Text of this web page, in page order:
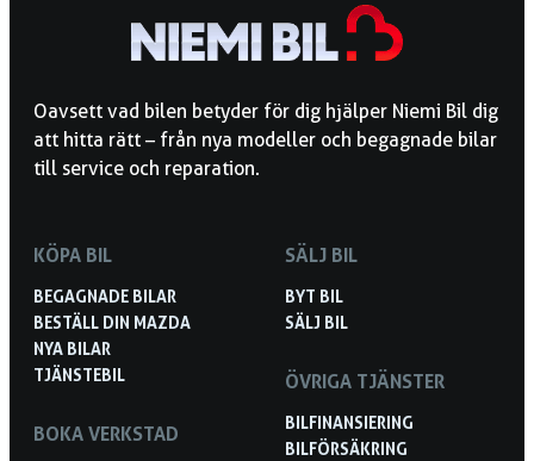
Oavsett vad bilen betyder för dig hjälper Niemi Bil dig
att hitta rätt – från nya modeller och begagnade bilar
till service och reparation.
KÖPA BIL
BEGAGNADE BILAR
BESTÄLL DIN MAZDA
NYA BILAR
TJÄNSTEBIL
BOKA VERKSTAD
SÄLJ BIL
BYT BIL
SÄLJ BIL
ÖVRIGA TJÄNSTER
BILFINANSIERING
BILFÖRSÄKRING